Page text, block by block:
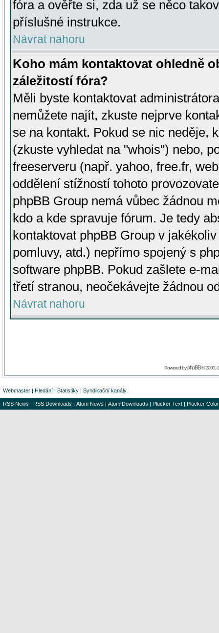
fóra a ověřte si, zda už se něco
příslušné instrukce.
Návrat nahoru
Koho mám kontaktovat ohledně
záležitostí fóra?
Měli byste kontaktovat
nemůžete najít, zkuste nejprve
se na kontakt. Pokud se nic neděje,
(zkuste vyhledat na "whois") nebo,
freeserveru (např. yahoo, free.fr,
oddělení stížností tohoto
phpBB Group nemá vůbec žádnou
kdo a kde spravuje fórum. Je tedy
kontaktovat phpBB Group v
pomluvy, atd.) nepřímo spojený s
software phpBB. Pokud zašlete e-
třetí stranou, neočekávejte žádnou
Návrat nahoru
Powered byphpBB© 2001,
Webmaster | Hledání | Statistiky | Syndikační kanály
RSS News | RSS Downloads | Atom News | Atom Downloads | Plucker Text | Plucker Color